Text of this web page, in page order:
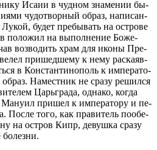
Ис­а­ии в чуд­ном зна­ме­нии бы­
чу­до­твор­ный об­раз, на­пи­сан­
бу­дет пре­бы­вать на ост­ро­ве
по­ло­жил на вы­пол­не­ние Бо­же­
воз­во­дить храм для ико­ны Пре­
при­шед­ше­му к нему рас­ка­яв­
в Кон­стан­ти­но­поль к им­пе­ра­то­
На­мест­ник не сра­зу ре­шил­ся
Ца­рь­гра­да, од­на­ко, ко­гда
Ма­ну­ил при­шел к им­пе­ра­то­ру и пе­
По­сле то­го, как пра­ви­тель по­обе­
на ост­ров Кипр, де­вуш­ка сра­зу
бо­лез­ни.